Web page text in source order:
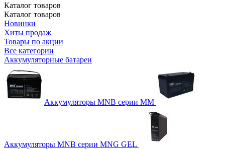
Каталог товаров
Каталог товаров
Новинки
Хиты продаж
Товары по акции
Все категории
Аккумуляторные батареи
Аккумуляторы MNB серии MM
Аккумуляторы MNB серии MNG GEL